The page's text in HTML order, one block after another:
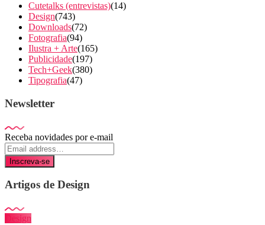
Cutetalks (entrevistas)(14)
Design(743)
Downloads(72)
Fotografia(94)
Ilustra + Arte(165)
Publicidade(197)
Tech+Geek(380)
Tipografia(47)
Newsletter
Receba novidades por e-mail
Inscreva-se
Artigos de Design
Design